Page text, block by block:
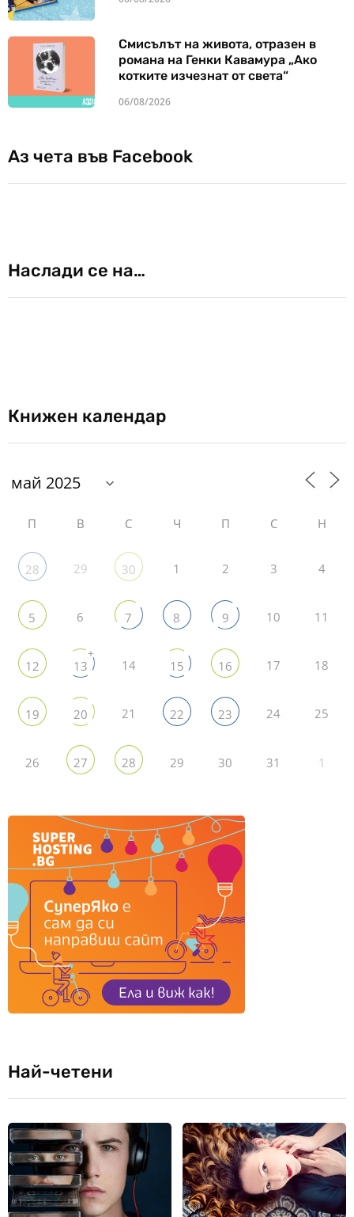
Смисълът на живота, отразен в
романа на Генки Кавамура „Ако
котките изчезнат от света“
06/08/2026
Аз чета във Facebook
Наслади се на…
Книжен календар
П В С Ч П С Н
28 29 30 1 2 3 4
5 6 7 8 9 10 11
12 13
+
14 15 16 17 18
19 20 21 22 23 24 25
26 27 28 29 30 31 1
Най-четени